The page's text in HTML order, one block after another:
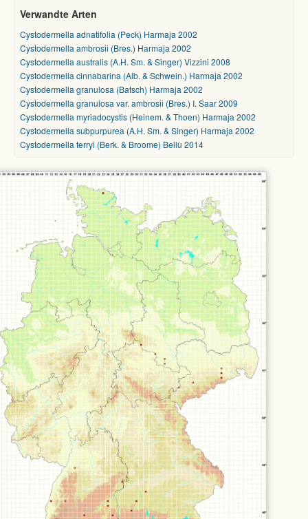
Verwandte Arten
Cystodermella adnatifolia (Peck) Harmaja 2002
Cystodermella ambrosii (Bres.) Harmaja 2002
Cystodermella australis (A.H. Sm. & Singer) Vizzini 2008
Cystodermella cinnabarina (Alb. & Schwein.) Harmaja 2002
Cystodermella granulosa (Batsch) Harmaja 2002
Cystodermella granulosa var. ambrosii (Bres.) I. Saar 2009
Cystodermella myriadocystis (Heinem. & Thoen) Harmaja 2002
Cystodermella subpurpurea (A.H. Sm. & Singer) Harmaja 2002
Cystodermella terryi (Berk. & Broome) Bellù 2014